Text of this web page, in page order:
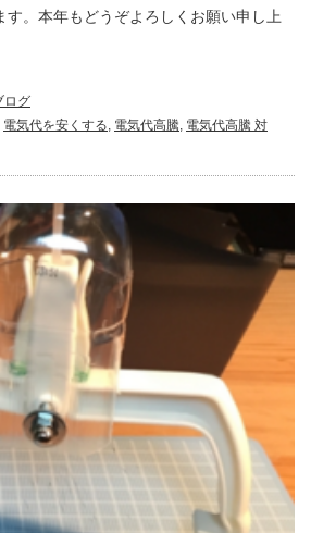
す。本年もどうぞよろしくお願い申し上
ログ
電気代を安くする, 電気代高騰, 電気代高騰 対